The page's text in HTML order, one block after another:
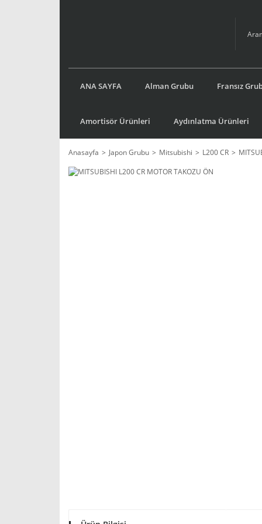
ANA SAYFA Alman Grubu Fransız
Amortisör Ürünleri Aydınlatma Ürünleri
Anasayfa Japon Grubu Mitsubishi L200 CR